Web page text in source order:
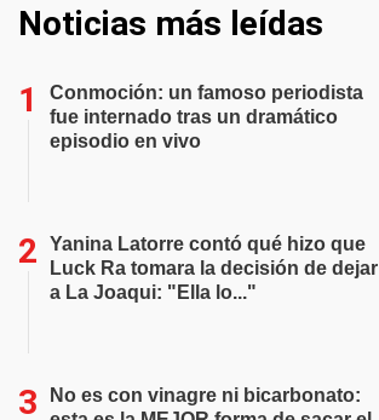
Noticias más leídas
Conmoción: un famoso periodista
fue internado tras un dramático
episodio en vivo
Yanina Latorre contó qué hizo que
Luck Ra tomara la decisión de dejar
a La Joaqui: "Ella lo..."
No es con vinagre ni bicarbonato: